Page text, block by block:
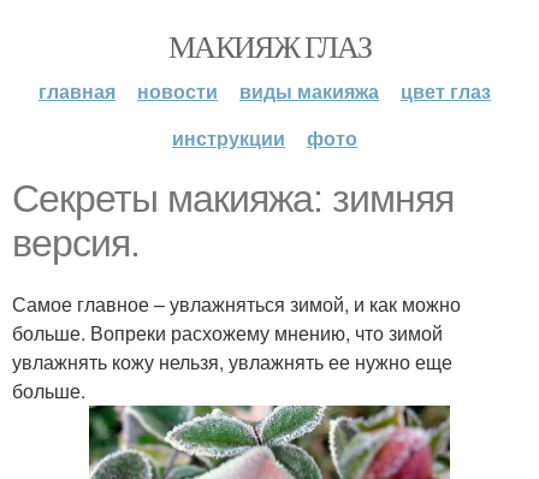
МАКИЯЖ ГЛАЗ
главная новости виды макияжа
цвет глаз
инструкции
фото
Секреты макияжа: зимняя
версия.
Самое главное – увлажняться зимой, и как можно
больше. Вопреки расхожему мнению, что зимой
увлажнять кожу нельзя, увлажнять ее нужно еще
больше.